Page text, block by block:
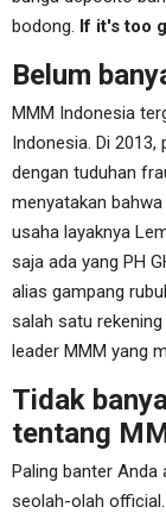
bodong. If it's too
Belum
MMM Indonesia
Indonesia. Di
dengan tuduhan
menyatakan
usaha layaknya
saja ada yang PH
alias gampang
salah satu
leader MMM yang
Tidak
tentang
Paling banter Anda
seolah-olah